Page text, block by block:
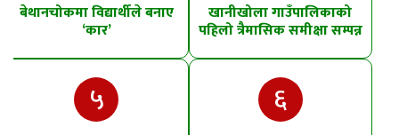
बेथानचोकमा विद्यार्थीले बनाए
‘कार’
खानीखोला गाउँपालिकाको
पहिलो त्रैमासिक समीक्षा सम्पन्न
५ ६